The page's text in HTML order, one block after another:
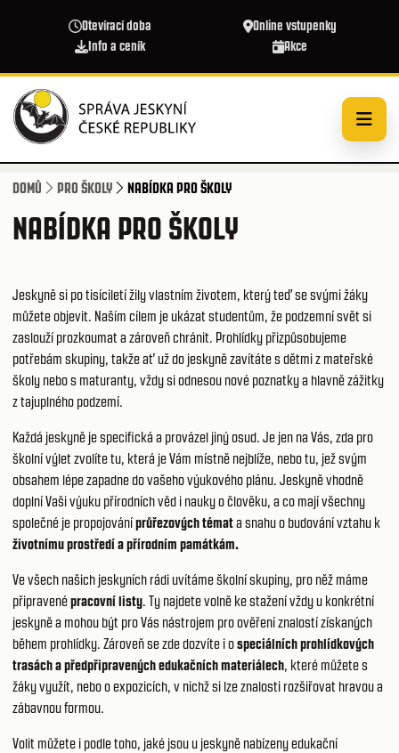
Otevírací doba
Online vstupenky
Info a ceník
Akce
DOMŮ PRO ŠKOLY NABÍDKA PRO ŠKOLY
NABÍDKA PRO ŠKOLY
Jeskyně si po tisíciletí žily vlastním životem, který teď se svými žáky
můžete objevit. Naším cílem je ukázat studentům, že podzemní svět si
zaslouží prozkoumat a zároveň chránit. Prohlídky přizpůsobujeme
potřebám skupiny, takže ať už do jeskyně zavítáte s dětmi z mateřské
školy nebo s maturanty, vždy si odnesou nové poznatky a hlavně zážitky
z tajuplného podzemí.
Každá jeskyně je specifická a provázel jiný osud. Je jen na Vás, zda pro
školní výlet zvolíte tu, která je Vám místně nejblíže, nebo tu, jež svým
obsahem lépe zapadne do vašeho výukového plánu. Jeskyně vhodně
doplní Vaši výuku přírodních věd i nauky o člověku, a co mají všechny
společné je propojováníprůřezových témata snahu o budování vztahu k
životnímu prostředí a přírodním památkám.
Ve všech našich jeskyních rádi uvítáme školní skupiny, pro něž máme
připravenépracovní listy. Ty najdete volně ke stažení vždy u konkrétní
jeskyně a mohou být pro Vás nástrojem pro ověření znalostí získaných
během prohlídky. Zároveň se zde dozvíte i ospeciálních prohlídkových
trasách a předpřipravených edukačních materiálech, které můžete s
žáky využít, nebo o expozicích, v nichž si lze znalosti rozšiřovat hravou a
zábavnou formou.
Volit můžete i podle toho, jaké jsou u jeskyně nabízeny edukační